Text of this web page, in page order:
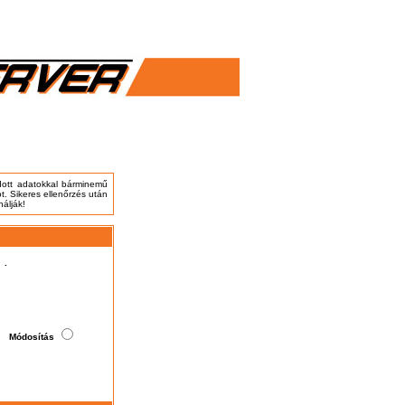
adatokkal bárminemű
Sikeres ellenőrzés után
Módosítás